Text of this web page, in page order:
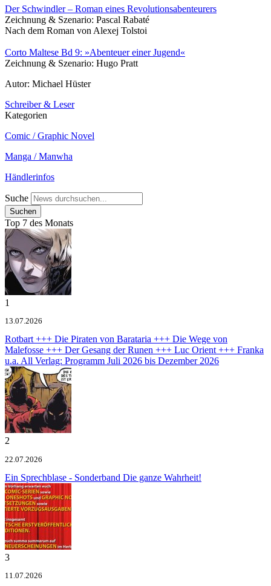
Der Schwindler – Roman eines Revolutionsabenteurers
Zeichnung & Szenario: Pascal Rabaté
Nach dem Roman von Alexej Tolstoi
Corto Maltese Bd 9: »Abenteuer einer Jugend«
Zeichnung & Szenario: Hugo Pratt
Autor: Michael Hüster
Schreiber & Leser
Kategorien
Comic / Graphic Novel
Manga / Manwha
Händlerinfos
Suche
Top 7 des Monats
1
13.07.2026
Rotbart +++ Die Piraten von Barataria +++ Die Wege von
Malefosse +++ Der Gesang der Runen +++ Luc Orient +++ Franka
u.a. All Verlag: Programm Juli 2026 bis Dezember 2026
2
22.07.2026
Ein Sprechblase - Sonderband Die ganze Wahrheit!
3
11.07.2026